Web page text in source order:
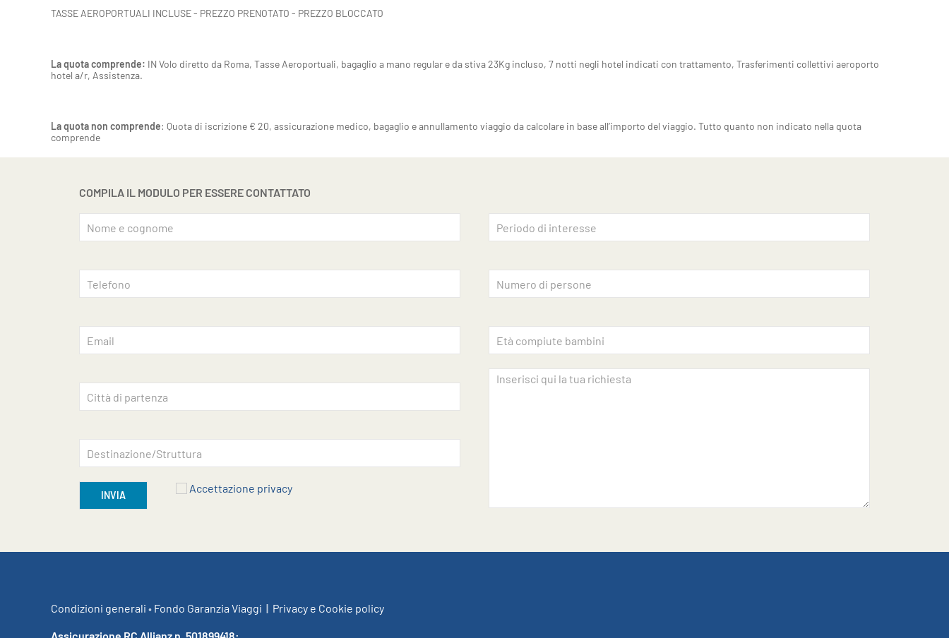
TASSE AEROPORTUALI INCLUSE - PREZZO PRENOTATO - PREZZO BLOCCATO
La quota comprende: IN Volo diretto da Roma, Tasse Aeroportuali, bagaglio a mano regular e da stiva 23Kg incluso, 7 notti negli hotel indicati con trattamento, Trasferimenti collettivi aeroporto
hotel a/r, Assistenza.
La quota non comprende: Quota di iscrizione € 20, assicurazione medico, bagaglio e annullamento viaggio da calcolare in base all’importo del viaggio. Tutto quanto non indicato nella quota
comprende
COMPILA IL MODULO PER ESSERE CONTATTATO
INVIA
Accettazione privacy
Condizioni generali • Fondo Garanzia Viaggi | Privacy e Cookie policy